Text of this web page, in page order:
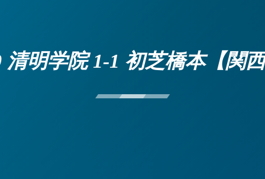
清明学院 1-1 初芝橋本【関